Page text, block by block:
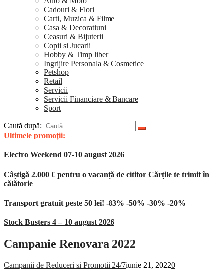
Cadouri & Flori
Carti, Muzica & Filme
Casa & Decoratiuni
Ceasuri & Bijuterii
Copii si Jucarii
Hobby & Timp liber
Ingrijire Personala & Cosmetice
Petshop
Retail
Servicii
Servicii Financiare & Bancare
Sport
Caută după:
Ultimele promoții:
Electro Weekend 07-10 august 2026
Câștigă 2.000 € pentru o vacanță de cititor Cărțile te trimit în
călătorie
Transport gratuit peste 50 lei! -83% -50% -30% -20%
Stock Busters 4 – 10 august 2026
Campanie Renovara 2022
Campanii de Reduceri si Promotii 24/7iunie 21, 20220